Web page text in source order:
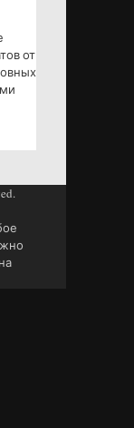
от